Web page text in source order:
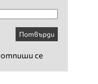
Потвърди
отпиши се